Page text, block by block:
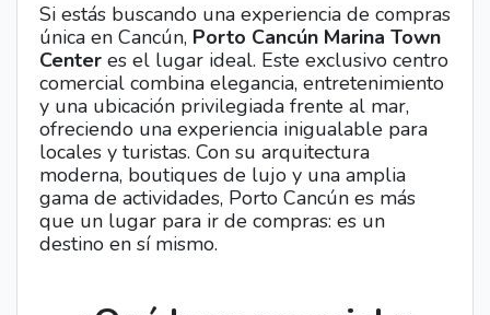
Si estás buscando una experiencia de compras
única en Cancún, Porto Cancún Marina Town
Center es el lugar ideal. Este exclusivo centro
comercial combina elegancia, entretenimiento
y una ubicación privilegiada frente al mar,
ofreciendo una experiencia inigualable para
locales y turistas. Con su arquitectura
moderna, boutiques de lujo y una amplia
gama de actividades, Porto Cancún es más
que un lugar para ir de compras: es un
destino en sí mismo.